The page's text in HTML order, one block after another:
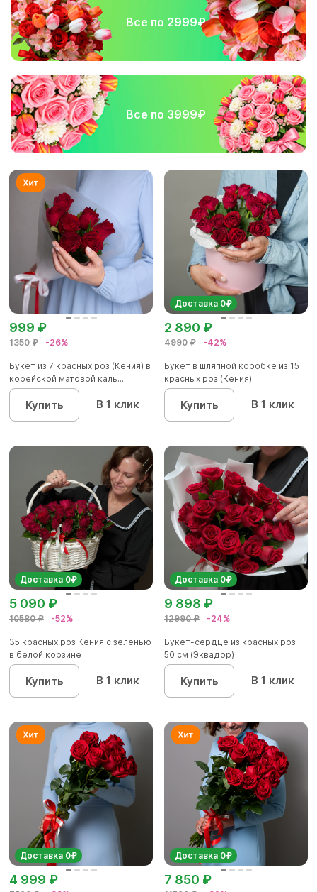
Все по 2999₽
Все по 3999₽
1350 ₽ -26%
999 ₽
Букет из 7 красных роз (Кения) в
корейской матовой каль...
Купить В 1 клик
Доставка 0₽
4990 ₽ -42%
2 890 ₽
Букет в шляпной коробке из 15
красных роз (Кения)
Купить В 1 клик
Доставка 0₽
10580 ₽ -52%
5 090 ₽
35 красных роз Кения с зеленью
в белой корзине
Купить В 1 клик
Доставка 0₽
12990 ₽ -24%
9 898 ₽
Букет-сердце из красных роз
50 см (Эквадор)
Купить В 1 клик
Доставка 0₽
4 999 ₽
Доставка 0₽
7 850 ₽